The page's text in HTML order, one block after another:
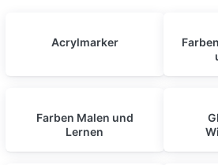
Acrylmarker
Farben Malen und
Lernen